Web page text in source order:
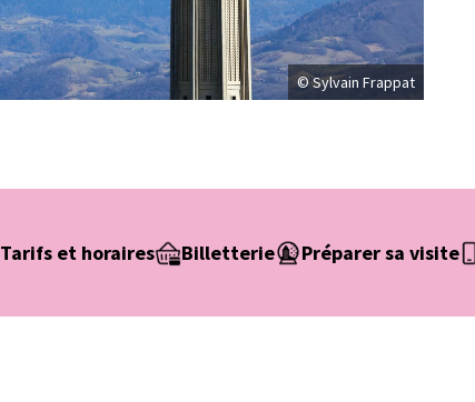
© Sylvain Frappat
Tarifs et horaires Billetterie Préparer sa visite